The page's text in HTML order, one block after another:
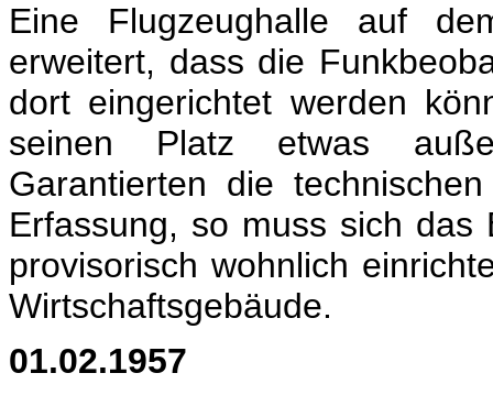
Eine Flugzeughalle auf
erweitert, dass die
dort eingerichtet wer­den
seinen Platz etwas
Garantierten die
Erfassung, so muss sich das
provisorisch wohnlich
Wirtschaftsgebäude.
01.02.1957